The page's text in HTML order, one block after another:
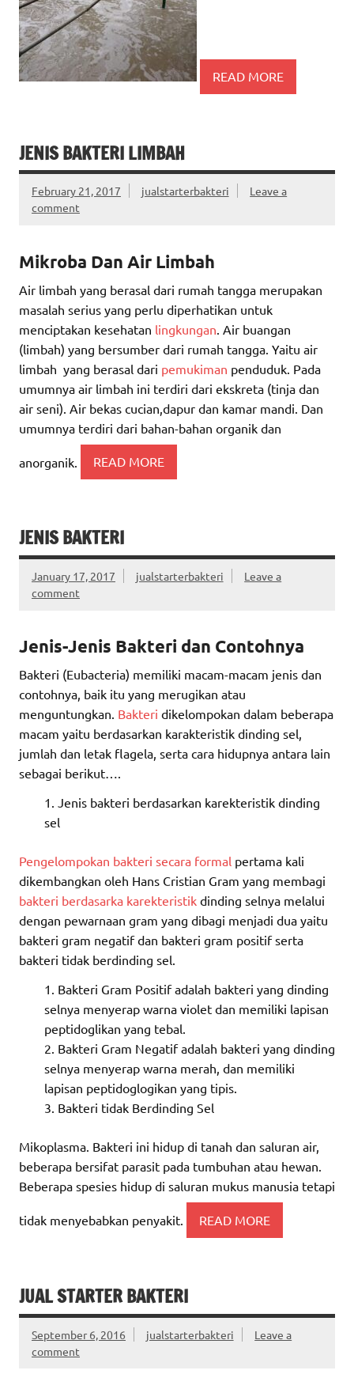
READ MORE
JENIS BAKTERI LIMBAH
February 21, 2017 jualstarterbakteri
Leave a
comment
Mikroba Dan Air Limbah
Air limbah yang berasal dari rumah tangga merupakan
masalah serius yang perlu diperhatikan untuk
menciptakan kesehatan lingkungan . Air buangan
(limbah) yang bersumber dari rumah tangga. Yaitu air
limbah yang berasal dari pemukiman penduduk. Pada
umumnya air limbah ini terdiri dari ekskreta (tinja dan
air seni). Air bekas cucian,dapur dan kamar mandi. Dan
umumnya terdiri dari bahan-bahan organik dan
anorganik. READ MORE
JENIS BAKTERI
January 17, 2017 jualstarterbakteri
Leave a
comment
Jenis-Jenis Bakteri dan Contohnya
Bakteri (Eubacteria) memiliki macam-macam jenis dan
contohnya, baik itu yang merugikan atau
menguntungkan. Bakteri dikelompokan dalam beberapa
macam yaitu berdasarkan karakteristik dinding sel,
jumlah dan letak flagela, serta cara hidupnya antara lain
sebagai berikut….
Jenis bakteri berdasarkan karekteristik dinding
sel
Pengelompokan bakteri secara formal pertama kali
dikembangkan oleh Hans Cristian Gram yang membagi
bakteri berdasarka karekteristik dinding selnya melalui
dengan pewarnaan gram yang dibagi menjadi dua yaitu
bakteri gram negatif dan bakteri gram positif serta
bakteri tidak berdinding sel.
Bakteri Gram Positif adalah bakteri yang dinding
selnya menyerap warna violet dan memiliki lapisan
peptidoglikan yang tebal.
Bakteri Gram Negatif adalah bakteri yang dinding
selnya menyerap warna merah, dan memiliki
lapisan peptidoglogikan yang tipis.
Bakteri tidak Berdinding Sel
Mikoplasma. Bakteri ini hidup di tanah dan saluran air,
beberapa bersifat parasit pada tumbuhan atau hewan.
Beberapa spesies hidup di saluran mukus manusia tetapi
tidak menyebabkan penyakit. READ MORE
JUAL STARTER BAKTERI
September 6, 2016 jualstarterbakteri
Leave a
comment